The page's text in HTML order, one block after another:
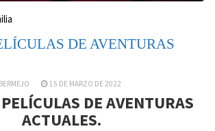
DE AVENTURAS
15 DE MARZO DE 2022
DE AVENTURAS
ACTUALES.